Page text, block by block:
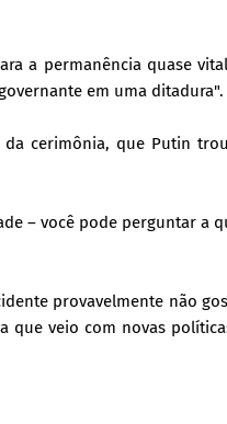
a permanência quase
em uma ditadura".
cerimônia, que Putin
– você pode perguntar a
provavelmente não
que veio com novas